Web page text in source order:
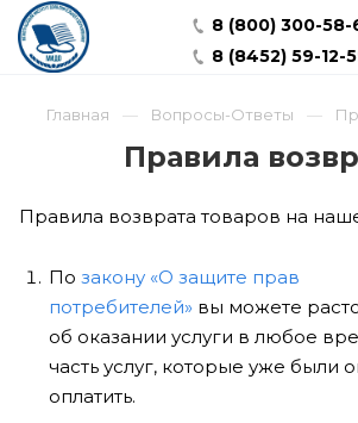
8 (800) 300-58-
8 (8452) 59-12-
Главная Вопросы-Ответы
Правила
Правила возврата товаров на
По закону «О защите прав
потребителей» вы можете
об оказании услуги в любое
часть услуг, которые уже были
оплатить.